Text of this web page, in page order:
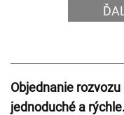
Objednanie
jednoduché a rýchle.